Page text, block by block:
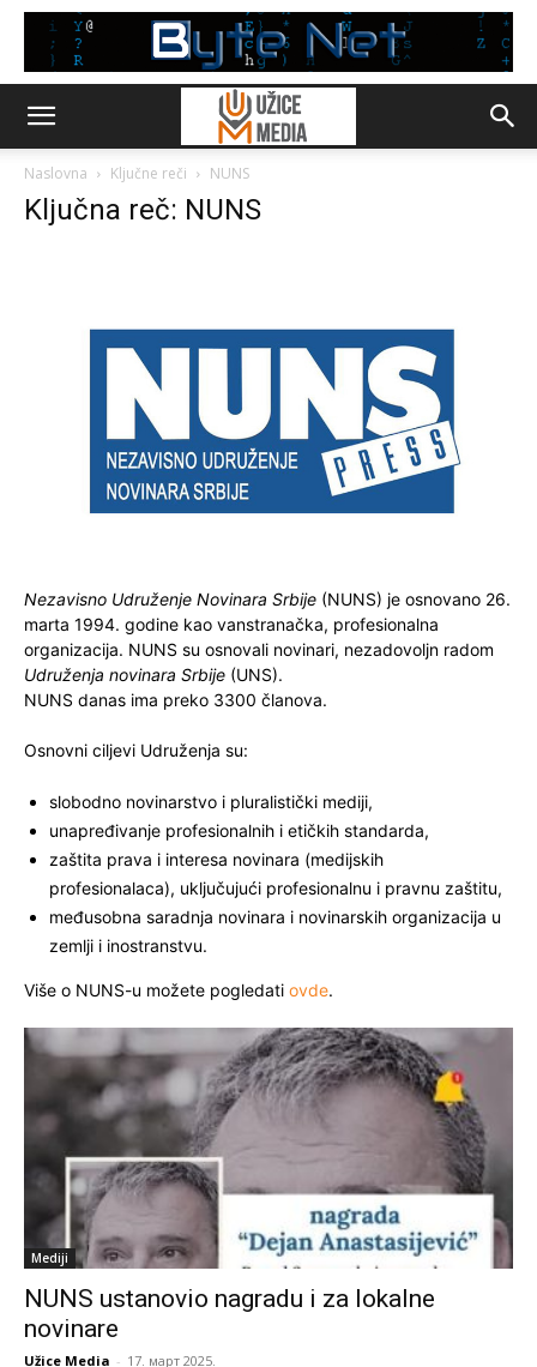
Naslovna Ključne reči NUNS
Ključna reč: NUNS
Nezavisno Udruženje Novinara Srbije (NUNS) je osnovano 26.
marta 1994. godine kao vanstranačka, profesionalna
organizacija. NUNS su osnovali novinari, nezadovoljn radom
Udruženja novinara Srbije (UNS).
NUNS danas ima preko 3300 članova.
Osnovni ciljevi Udruženja su:
slobodno novinarstvo i pluralistički mediji,
unapređivanje profesionalnih i etičkih standarda,
zaštita prava i interesa novinara (medijskih
profesionalaca), uključujući profesionalnu i pravnu zaštitu,
međusobna saradnja novinara i novinarskih organizacija u
zemlji i inostranstvu.
Više o NUNS-u možete pogledati ovde.
Mediji
NUNS ustanovio nagradu i za lokalne
novinare
Užice Media - 17. март 2025.